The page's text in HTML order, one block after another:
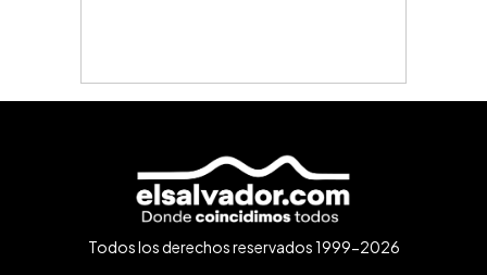
Todos los derechos reservados 1999-2026